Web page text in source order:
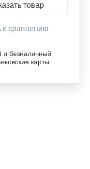
товар
к сравнению
и безналичный
карты